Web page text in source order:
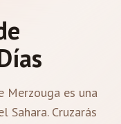
es una
Cruzarás